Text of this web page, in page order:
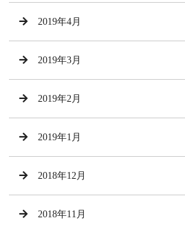
2019年4月
2019年3月
2019年2月
2019年1月
2018年12月
2018年11月